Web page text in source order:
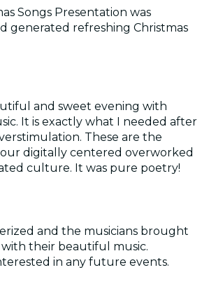
Songs Presentation was
generated refreshing Christmas
and sweet evening with
It is exactly what I needed after
These are the
digitally centered overworked
culture. It was pure poetry!
and the musicians brought
their beautiful music.
in any future events.